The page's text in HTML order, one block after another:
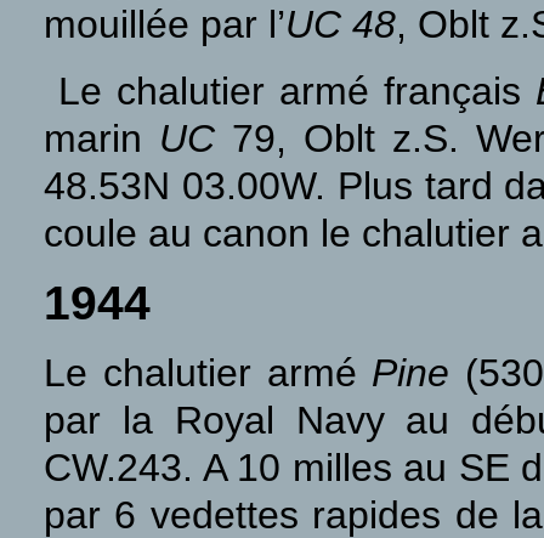
mouillée par l’UC 48, Oblt
Le chalutier armé français
marin UC 79, Oblt z.S.
48.53N 03.00W. Plus tard
coule au canon le chalutier
1944
Le chalutier armé Pine
par la Royal Navy au
CW.243. A 10 milles au SE
par 6 vedettes rapides de